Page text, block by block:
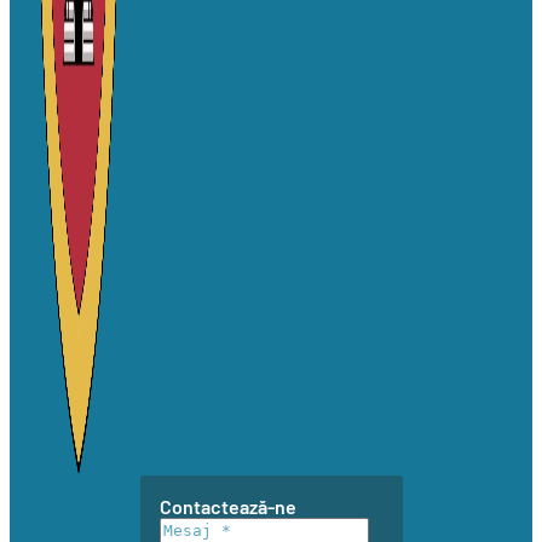
Contactează-ne